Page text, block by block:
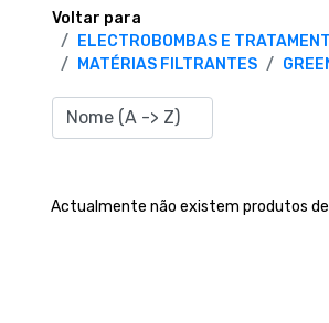
TERMOS E CONDIÇÕES
CATÁLOGOS
CAMPANHAS
Voltar para
ELECTROBOMBAS E
MATÉRIAS FILTRANTES
Actualmente não existem produtos